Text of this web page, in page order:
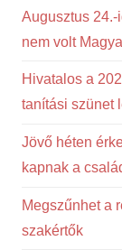
Augusztus 24.-
nem volt
Hivatalos a
tanítási szünet
Jövő héten
kapnak a
Megszűnhet a
szakértők